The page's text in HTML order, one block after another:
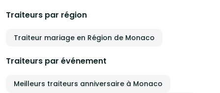
Traiteurs par région
Traiteur mariage en Région de Monaco
Traiteurs par événement
Meilleurs traiteurs anniversaire à Monaco